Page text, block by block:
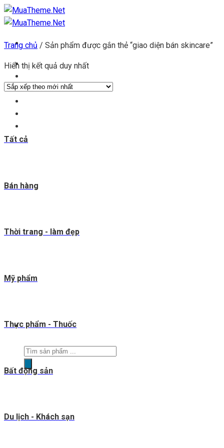
Chuyển
đến
dung
Trang chủ
Kho plugin
Tìm
kiếm
sản
Trang chủ / Sản phẩm được gắn thẻ “giao diện bán skincare”
Hiển thị kết quả duy nhất
Tất cả
Bán hàng
Thời trang - làm đẹp
Mỹ phẩm
Thực phẩm - Thuốc
Bất động sản
Du lịch - Khách sạn